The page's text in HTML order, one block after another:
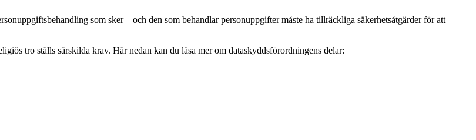
som sker – och den som behandlar personuppgifter måste ha tillräckliga säkerhetsåtgärder för att
tro ställs särskilda krav. Här nedan kan du läsa mer om dataskyddsförordningens delar: